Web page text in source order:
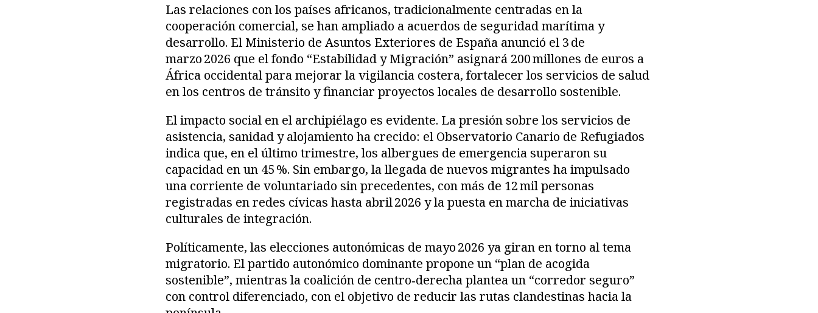
Las relaciones con los países africanos, tradicionalmente centradas en la
cooperación comercial, se han ampliado a acuerdos de seguridad marítima y
desarrollo. El Ministerio de Asuntos Exteriores de España anunció el 3 de
marzo 2026 que el fondo “Estabilidad y Migración” asignará 200 millones de euros a
África occidental para mejorar la vigilancia costera, fortalecer los servicios de salud
en los centros de tránsito y financiar proyectos locales de desarrollo sostenible.
El impacto social en el archipiélago es evidente. La presión sobre los servicios de
asistencia, sanidad y alojamiento ha crecido: el Observatorio Canario de Refugiados
indica que, en el último trimestre, los albergues de emergencia superaron su
capacidad en un 45 %. Sin embargo, la llegada de nuevos migrantes ha impulsado
una corriente de voluntariado sin precedentes, con más de 12 mil personas
registradas en redes cívicas hasta abril 2026 y la puesta en marcha de iniciativas
culturales de integración.
Políticamente, las elecciones autonómicas de mayo 2026 ya giran en torno al tema
migratorio. El partido autonómico dominante propone un “plan de acogida
sostenible”, mientras la coalición de centro‑derecha plantea un “corredor seguro”
con control diferenciado, con el objetivo de reducir las rutas clandestinas hacia la